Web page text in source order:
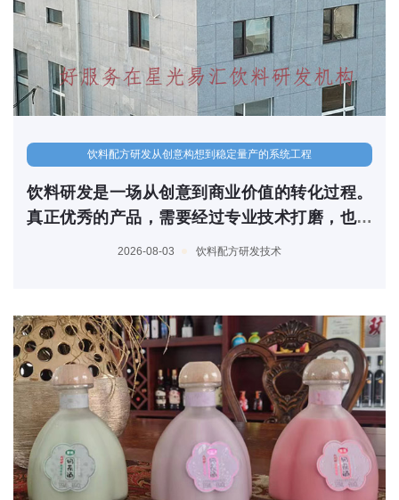
饮料配方研发从创意构想到稳定量产的系统工程
饮料研发是一场从创意到商业价值的转化过程。
真正优秀的产品，需要经过专业技术打磨，也需
要完善产业链支持。星光易汇饮料产品研发公司
2026-08-03 饮料配方研发技术